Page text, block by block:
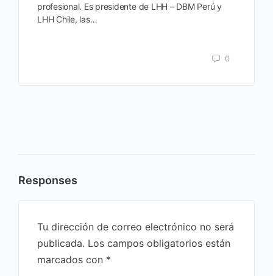
profesional. Es presidente de LHH – DBM Perú y
LHH Chile, las…
0
Responses
Tu dirección de correo electrónico no será
publicada. Los campos obligatorios están
marcados con *